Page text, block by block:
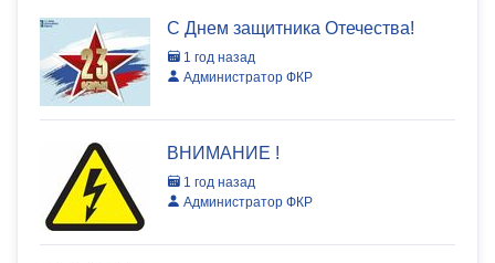
С Днем защитника Отечества!
1 год назад
Администратор ФКР
ВНИМАНИЕ !
1 год назад
Администратор ФКР